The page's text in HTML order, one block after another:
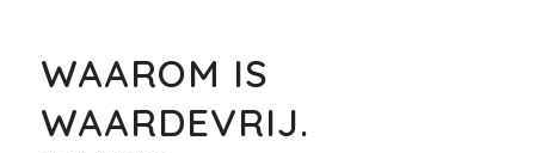
WAAROM IS
WAARDEVRIJ.